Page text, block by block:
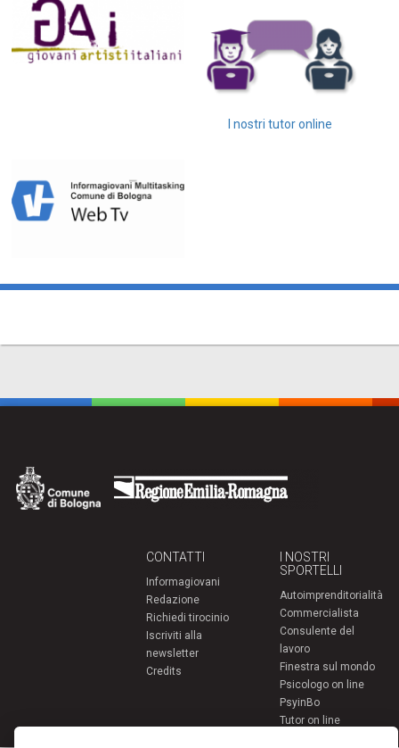
I nostri tutor online
CONTATTI
Informagiovani
Redazione
Richiedi tirocinio
Iscriviti alla
newsletter
Credits
I NOSTRI
SPORTELLI
Autoimprenditorialità
Commercialista
Consulente del
lavoro
Finestra sul mondo
Psicologo on line
PsyinBo
Tutor on line